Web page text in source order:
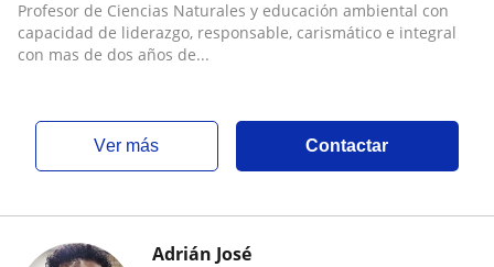
Profesor de Ciencias Naturales y educación ambiental con
capacidad de liderazgo, responsable, carismático e integral
con mas de dos años de...
ver más Contactar
Adrián José